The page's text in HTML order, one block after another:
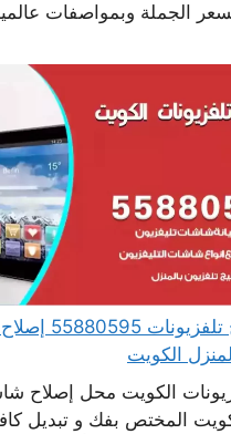
الجملة وبمواصفات
فني تصليح
الكويت
الكويت محل إصلاح
المختص بفك و تبديل